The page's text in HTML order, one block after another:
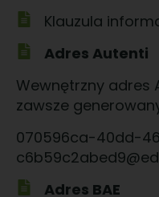
Klauzula
Adres Autenti
Wewnętrzny adres
zawsze
070596ca-40dd-
Adres BAE